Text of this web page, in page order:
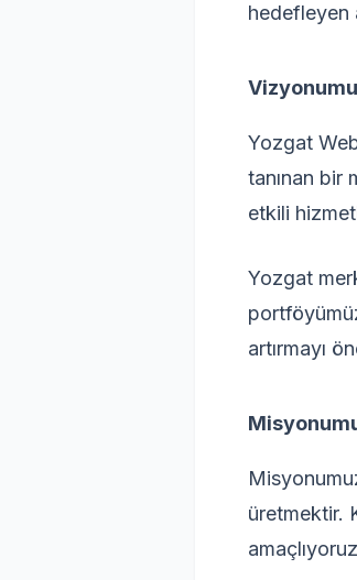
hedefleyen
Yozgat
tanınan bir
etkili
Yozgat
artırmayı
üretmektir.